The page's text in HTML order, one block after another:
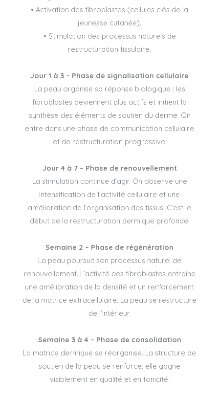
• Activation des fibroblastes (cellules clés de la
jeunesse cutanée).
• Stimulation des processus naturels de
restructuration tissulaire.
Jour 1 à 3 – Phase de signalisation cellulaire
La peau organise sa réponse biologique : les
fibroblastes deviennent plus actifs et initient la
synthèse des éléments de soutien du derme. On
entre dans une phase de communication cellulaire
et de restructuration progressive.
Jour 4 à 7 – Phase de renouvellement
La stimulation continue d’agir. On observe une
intensification de l’activité cellulaire et une
amélioration de l’organisation des tissus. C’est le
début de la restructuration dermique profonde.
Semaine 2 – Phase de régénération
La peau poursuit son processus naturel de
renouvellement. L’activité des fibroblastes entraîne
une amélioration de la densité et un renforcement
de la matrice extracellulaire. La peau se restructure
de l’intérieur.
Semaine 3 à 4 – Phase de consolidation
La matrice dermique se réorganise. La structure de
soutien de la peau se renforce, elle gagne
visiblement en qualité et en tonicité.